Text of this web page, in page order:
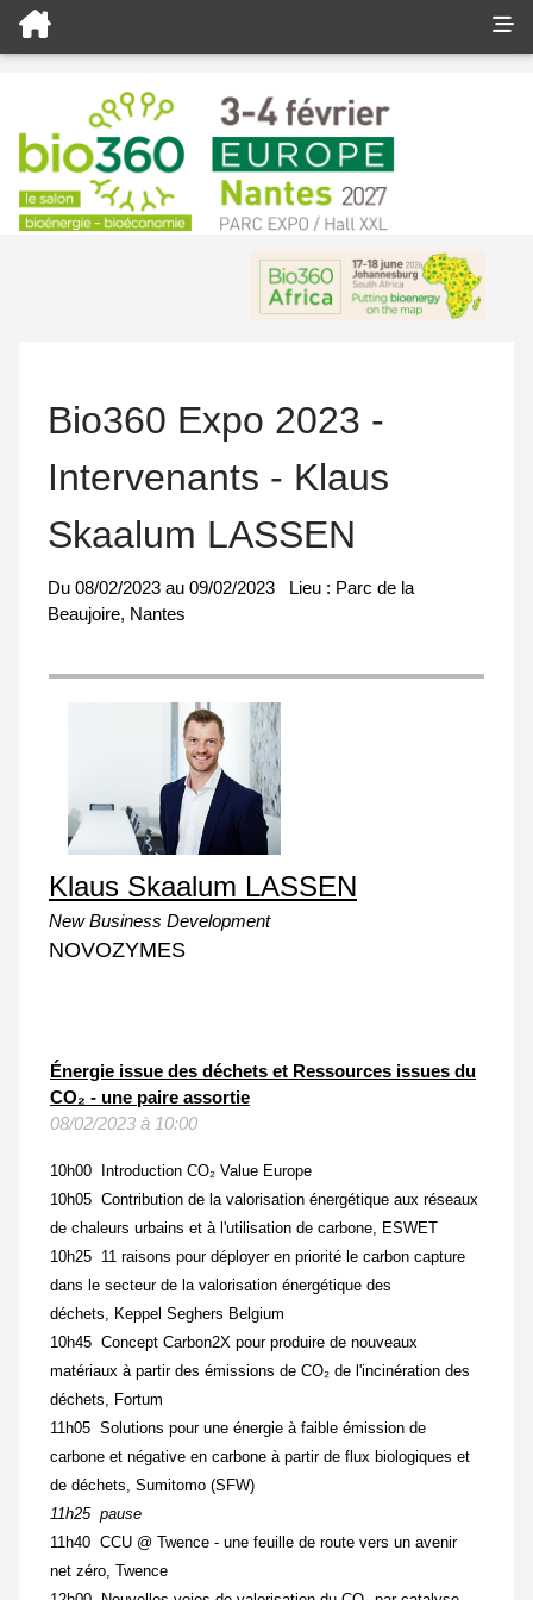
Bio360 Expo 2023 -
Intervenants - Klaus
Skaalum LASSEN
Du 08/02/2023 au 09/02/2023 Lieu : Parc de la
Beaujoire, Nantes
Klaus Skaalum LASSEN
New Business Development
NOVOZYMES
Énergie issue des déchets et Ressources issues du
CO₂ - une paire assortie
08/02/2023 à 10:00
10h00 Introduction CO₂ Value Europe
10h05 Contribution de la valorisation énergétique aux réseaux
de chaleurs urbains et à l'utilisation de carbone, ESWET
10h25 11 raisons pour déployer en priorité le carbon capture
dans le secteur de la valorisation énergétique des
déchets, Keppel Seghers Belgium
10h45 Concept Carbon2X pour produire de nouveaux
matériaux à partir des émissions de CO₂ de l'incinération des
déchets, Fortum
11h05 Solutions pour une énergie à faible émission de
carbone et négative en carbone à partir de flux biologiques et
de déchets, Sumitomo (SFW)
11h25 pause
11h40 CCU @ Twence - une feuille de route vers un avenir
net zéro, Twence